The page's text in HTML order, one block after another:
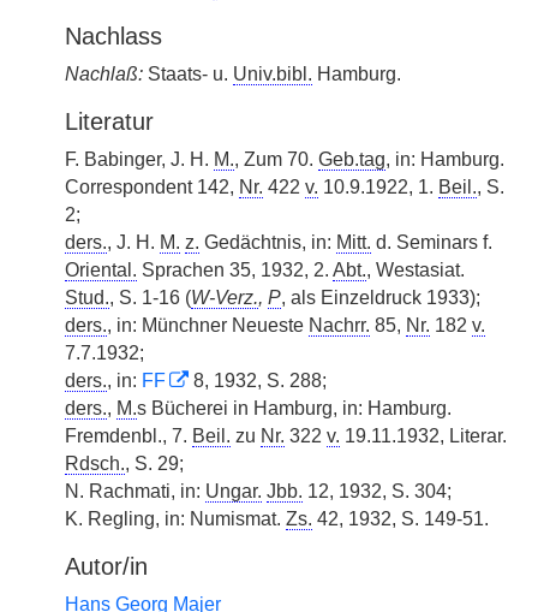
Nachlass
Nachlaß: Staats- u. Univ.bibl. Hamburg.
Literatur
F. Babinger, J. H. M., Zum 70. Geb.tag, in: Hamburg.
Correspondent 142, Nr. 422 v. 10.9.1922, 1. Beil., S.
2;
ders., J. H. M. z. Gedächtnis, in: Mitt. d. Seminars f.
Oriental. Sprachen 35, 1932, 2. Abt., Westasiat.
Stud., S. 1-16 (W-Verz., P, als Einzeldruck 1933);
ders., in: Münchner Neueste Nachrr. 85, Nr. 182 v.
7.7.1932;
ders., in: FF
8, 1932, S. 288;
ders., M.s Bücherei in Hamburg, in: Hamburg.
Fremdenbl., 7. Beil. zu Nr. 322 v. 19.11.1932, Literar.
Rdsch., S. 29;
N. Rachmati, in: Ungar. Jbb. 12, 1932, S. 304;
K. Regling, in: Numismat. Zs. 42, 1932, S. 149-51.
Autor/in
Hans Georg Majer